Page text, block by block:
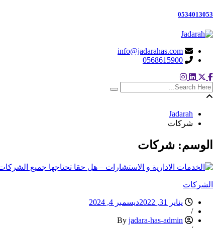
0534013053
info@jadarahas.com
0568615900
search here
Jadarah
شركات
الوسم: شركات
الشركات
يناير 31, 2022
ديسمبر 4, 2024
/
jadara-has-admin